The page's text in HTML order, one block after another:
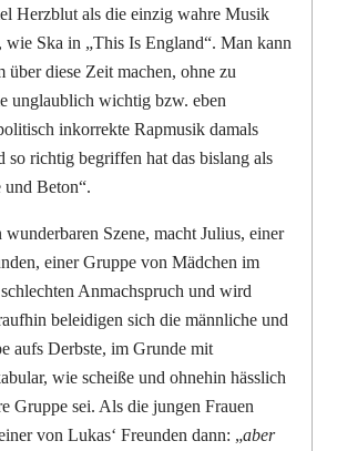
Herzblut als die einzig wahre Musik
Ska in „This Is England“. Man kann
über diese Zeit machen, ohne zu
unglaublich wichtig bzw. eben
inkorrekte Rapmusik damals
so richtig begriffen hat das bislang als
Beton“.
Szene, macht Julius, einer
einer Gruppe von Mädchen im
Anmachspruch und wird
beleidigen sich die männliche und
aufs Derbste, im Grunde mit
wie scheiße und ohnehin hässlich
Gruppe sei. Als die jungen Frauen
von Lukas‘ Freunden dann: „aber